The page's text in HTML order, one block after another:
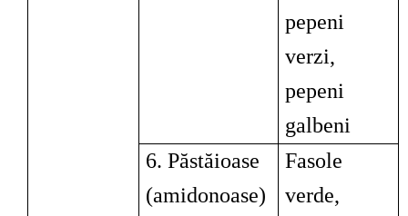
pepeni
verzi,
pepeni
galbeni
6. Păstăioase
(amidonoase)
Fasole
verde,